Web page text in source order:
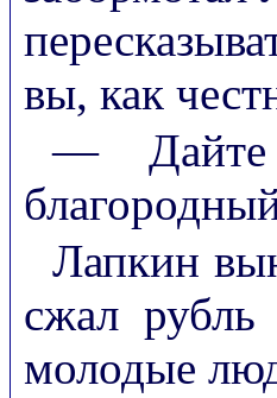
вы, как
— Дайте
Лапкин
сжал
молодые